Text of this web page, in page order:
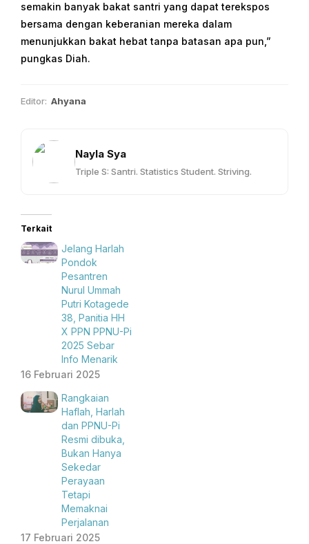
semakin banyak bakat santri yang dapat terekspos
bersama dengan keberanian mereka dalam
menunjukkan bakat hebat tanpa batasan apa pun,”
pungkas Diah.
Editor: Ahyana
Nayla Sya
Triple S: Santri. Statistics Student. Striving.
Terkait
Jelang Harlah
Pondok
Pesantren
Nurul Ummah
Putri Kotagede
38, Panitia HH
X PPN PPNU-Pi
2025 Sebar
Info Menarik
16 Februari 2025
Rangkaian
Haflah, Harlah
dan PPNU-Pi
Resmi dibuka,
Bukan Hanya
Sekedar
Perayaan
Tetapi
Memaknai
Perjalanan
17 Februari 2025